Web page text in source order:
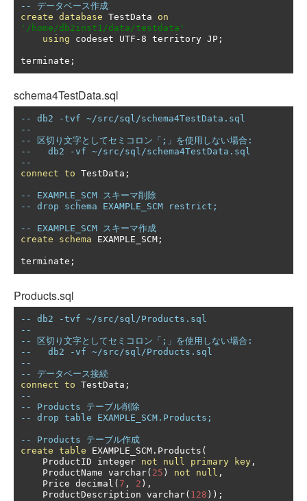
-- データベース作成
create database TestData on
'/home/db2inst1/data/testdata'
using codeset UTF-8 territory JP ;
terminate ;
schema4TestData.sql
-- db2 -tvf ~/src/sql/schema4TestData.sql
--
-- 区切り文字としてセミコロン「;」を使用しない場合:
--   db2 -vf ~/src/sql/schema4TestData.sql
--
connect to TestData ;
-- EXAMPLE_SCM スキーマ削除
-- drop schema EXAMPLE_SCM restrict;
-- EXAMPLE_SCM スキーマ作成
create
schema EXAMPLE_SCM ;
terminate ;
Products.sql
-- db2 -tvf ~/src/sql/Products.sql
--
-- 区切り文字としてセミコロン「;」を使用しない場合:
--   db2 -vf ~/src/sql/Products.sql
--
-- データベース接続
connect to TestData ;
--
-- Products テーブル削除
-- drop table EXAMPLE_SCM.Products;
-- Products テーブル作成
create table EXAMPLE_SCM . Products (
    ProductID integer
not null primary key ,
    ProductName varchar
( 25 ) not null ,
    Price decimal
( 7 , 2 ),
    ProductDescription varchar
( 128 ));